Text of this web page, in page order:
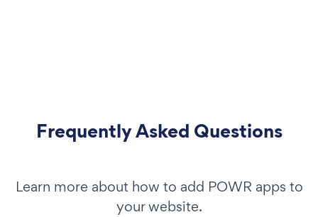
Frequently Asked Questions
Learn more about how to add POWR apps to
your website.